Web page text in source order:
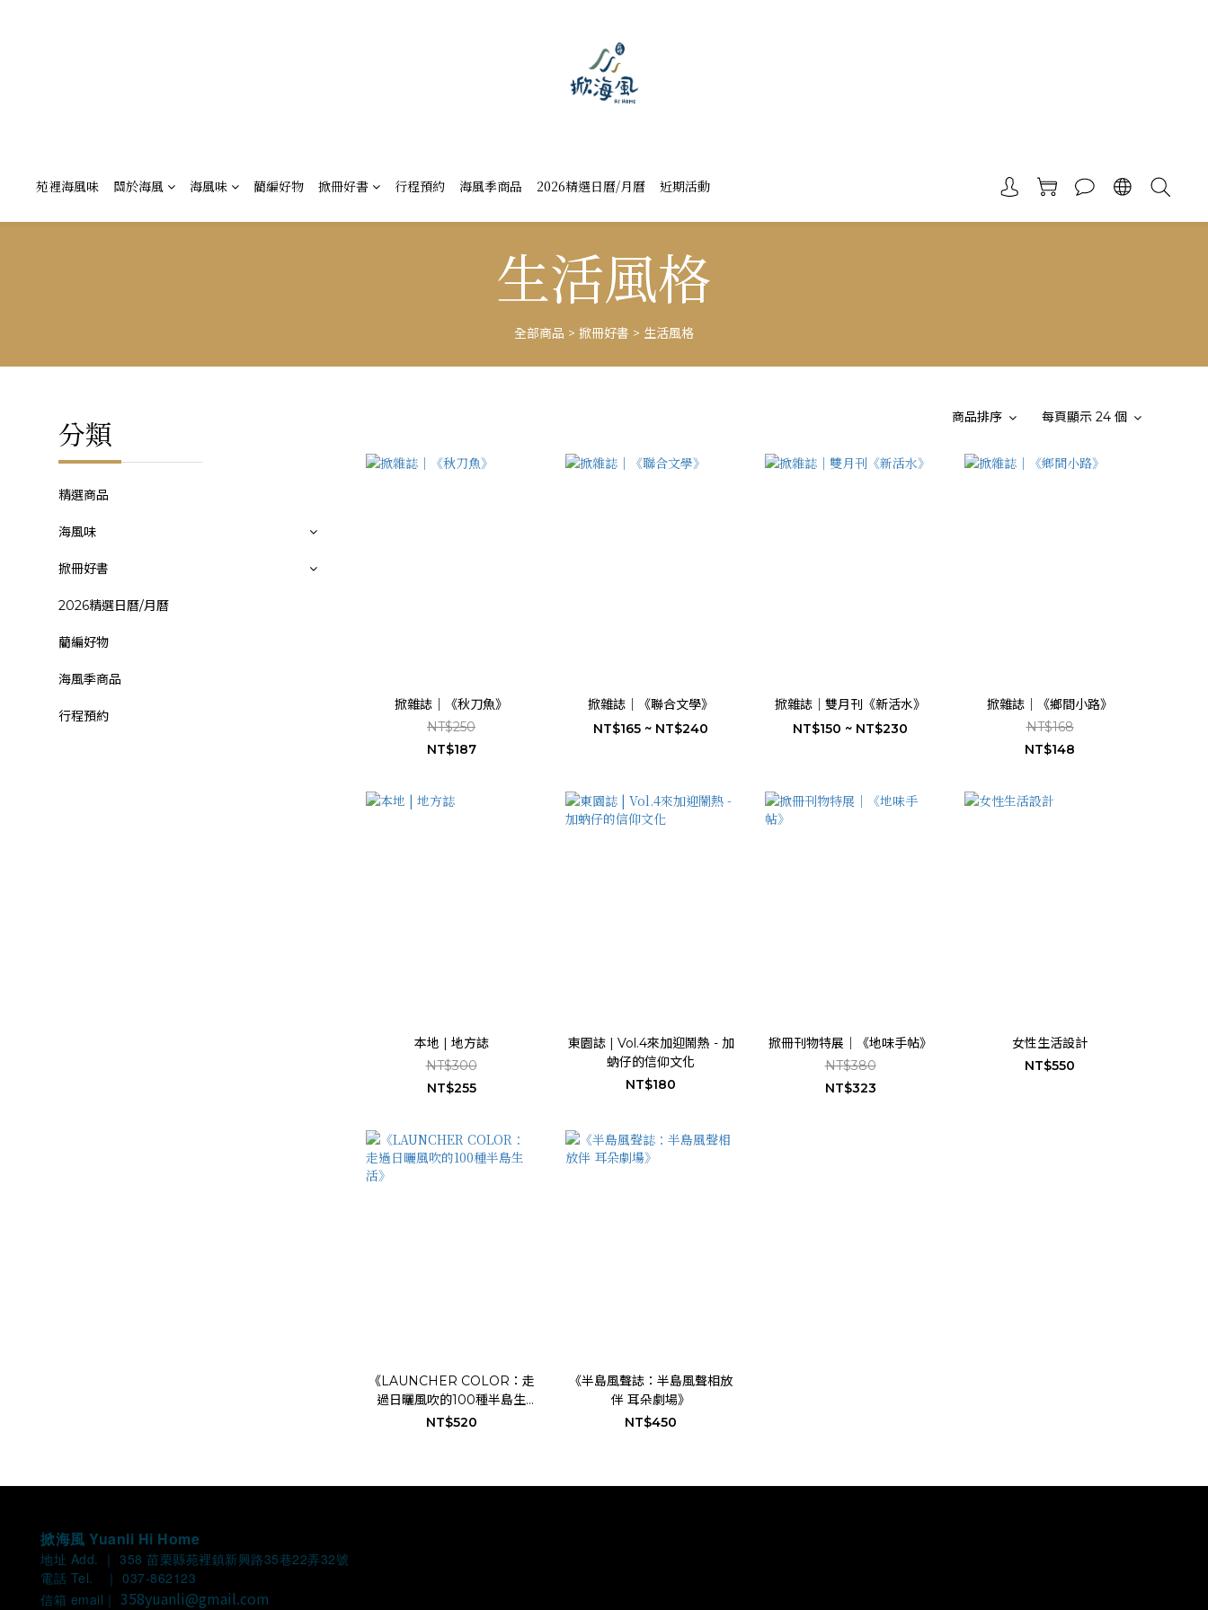
苑裡海風味 關於海風 海風味 藺編好物 掀冊好書 行程預約 海風季商品 2026精選日曆/月曆 近期活動
生活風格
全部商品 > 掀冊好書 > 生活風格
分類
精選商品
海風味
掀冊好書
2026精選日曆/月曆
藺編好物
海風季商品
行程預約
商品排序 每頁顯示 24 個
掀雜誌｜《秋刀魚》
NT$250
NT$187
掀雜誌｜《聯合文學》
NT$165 ~ NT$240
掀雜誌｜雙月刊《新活水》
NT$150 ~ NT$230
掀雜誌｜《鄉間小路》
NT$168
NT$148
本地 | 地方誌
NT$300
NT$255
東園誌 | Vol.4來加迎鬧熱 - 加
蚋仔的信仰文化
NT$180
掀冊刊物特展｜《地味手帖》
NT$380
NT$323
女性生活設計
NT$550
《LAUNCHER COLOR：走
過日曬風吹的100種半島生
活》
NT$520
《半島風聲誌：半島風聲相放
伴 耳朵劇場》
NT$450
掀海風 Yuanli Hi Home
地址 Add. ｜ 358 苗栗縣苑裡鎮新興路35巷22弄32號
電話 Tel. ｜ 037-862123
信箱 email｜ 358yuanli@gmail.com